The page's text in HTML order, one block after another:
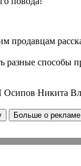
разные способы
Осипов Никита
Больше о